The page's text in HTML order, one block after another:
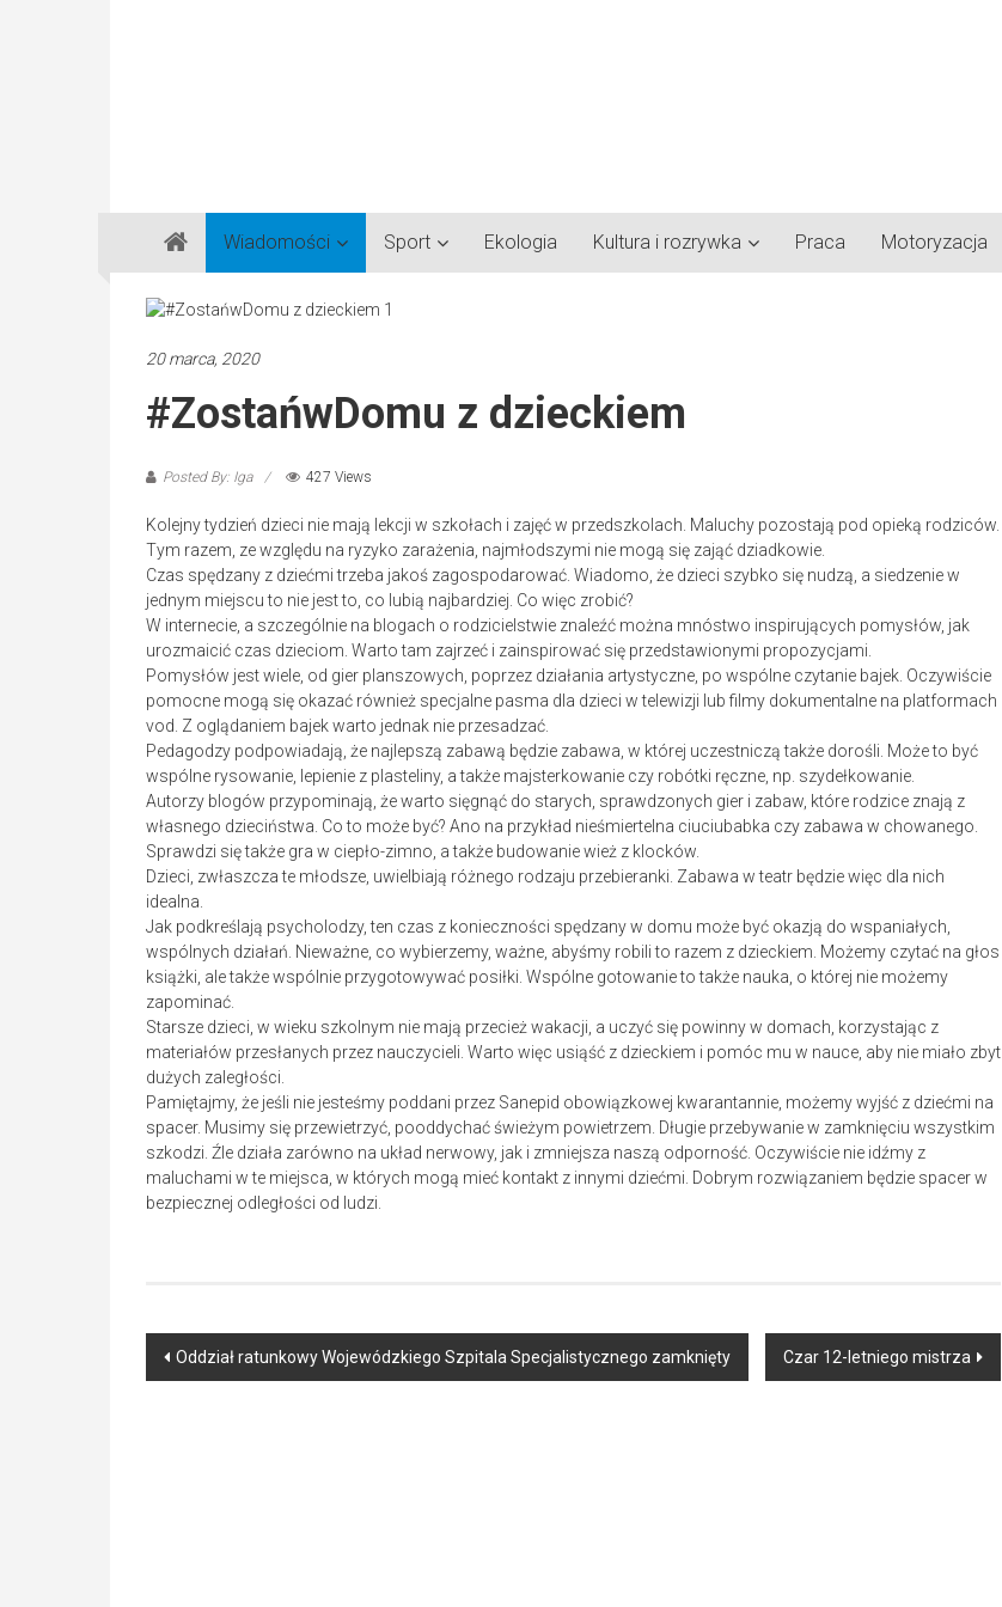
Gazeta
Regionalna
Częstochowa,
Lubliniec,
Wiadomości Sport Ekologia Kultura i rozrywka Praca Motoryzacja
20 marca, 2020
#ZostańwDomu z dzieckiem
Posted By: Iga 427 Views
Kolejny tydzień dzieci nie mają lekcji w szkołach i zajęć w przedszkolach. Maluchy pozostają pod opieką rodziców.
Tym razem, ze względu na ryzyko zarażenia, najmłodszymi nie mogą się zająć dziadkowie.
Czas spędzany z dziećmi trzeba jakoś zagospodarować. Wiadomo, że dzieci szybko się nudzą, a siedzenie w
jednym miejscu to nie jest to, co lubią najbardziej. Co więc zrobić?
W internecie, a szczególnie na blogach o rodzicielstwie znaleźć można mnóstwo inspirujących pomysłów, jak
urozmaicić czas dzieciom. Warto tam zajrzeć i zainspirować się przedstawionymi propozycjami.
Pomysłów jest wiele, od gier planszowych, poprzez działania artystyczne, po wspólne czytanie bajek. Oczywiście
pomocne mogą się okazać również specjalne pasma dla dzieci w telewizji lub filmy dokumentalne na platformach
vod. Z oglądaniem bajek warto jednak nie przesadzać.
Pedagodzy podpowiadają, że najlepszą zabawą będzie zabawa, w której uczestniczą także dorośli. Może to być
wspólne rysowanie, lepienie z plasteliny, a także majsterkowanie czy robótki ręczne, np. szydełkowanie.
Autorzy blogów przypominają, że warto sięgnąć do starych, sprawdzonych gier i zabaw, które rodzice znają z
własnego dzieciństwa. Co to może być? Ano na przykład nieśmiertelna ciuciubabka czy zabawa w chowanego.
Sprawdzi się także gra w ciepło-zimno, a także budowanie wież z klocków.
Dzieci, zwłaszcza te młodsze, uwielbiają różnego rodzaju przebieranki. Zabawa w teatr będzie więc dla nich
idealna.
Jak podkreślają psycholodzy, ten czas z konieczności spędzany w domu może być okazją do wspaniałych,
wspólnych działań. Nieważne, co wybierzemy, ważne, abyśmy robili to razem z dzieckiem. Możemy czytać na głos
książki, ale także wspólnie przygotowywać posiłki. Wspólne gotowanie to także nauka, o której nie możemy
zapominać.
Starsze dzieci, w wieku szkolnym nie mają przecież wakacji, a uczyć się powinny w domach, korzystając z
materiałów przesłanych przez nauczycieli. Warto więc usiąść z dzieckiem i pomóc mu w nauce, aby nie miało zbyt
dużych zaległości.
Pamiętajmy, że jeśli nie jesteśmy poddani przez Sanepid obowiązkowej kwarantannie, możemy wyjść z dziećmi na
spacer. Musimy się przewietrzyć, pooddychać świeżym powietrzem. Długie przebywanie w zamknięciu wszystkim
szkodzi. Źle działa zarówno na układ nerwowy, jak i zmniejsza naszą odporność. Oczywiście nie idźmy z
maluchami w te miejsca, w których mogą mieć kontakt z innymi dziećmi. Dobrym rozwiązaniem będzie spacer w
bezpiecznej odległości od ludzi.
Post
Oddział ratunkowy Wojewódzkiego Szpitala Specjalistycznego zamknięty Czar 12-letniego mistrza